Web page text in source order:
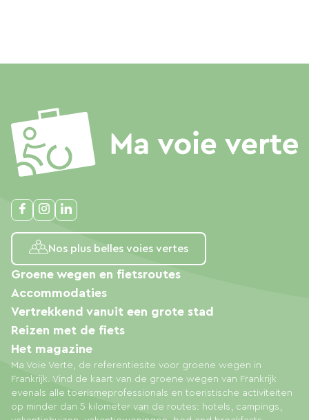
Nos plus belles voies vertes
Ma Voie Verte, de referentiesite voor groene wegen in
Frankrijk. Vind de kaart van de groene wegen van Frankrijk
evenals alle toerismeprofessionals en toeristische activiteiten
op minder dan 5 kilometer van de routes: hotels, campings,
Groene wegen en fietsroutes
Accommodaties
Vertrekkend vanuit een grote stad
Reizen met de fiets
Het magazine